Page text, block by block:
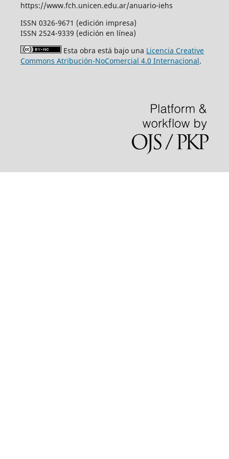
https://www.fch.unicen.edu.ar/anuario-iehs
ISSN 0326-9671 (edición impresa)
ISSN 2524-9339 (edición en línea)
Esta obra está bajo una Licencia Creative
Commons Atribución-NoComercial 4.0 Internacional.